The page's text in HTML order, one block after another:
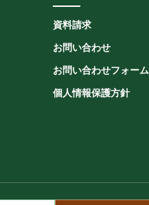
資料請求
お問い合わせ
お問い合わせフォーム
個人情報保護方針